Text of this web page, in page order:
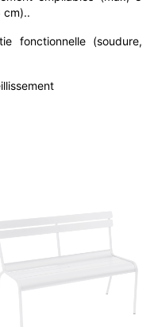
cm)..
fonctionnelle (soudure,